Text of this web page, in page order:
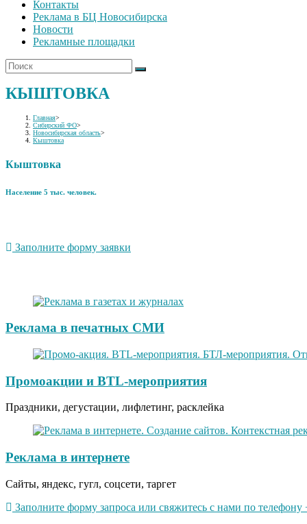
Контакты
Реклама в БЦ Новосибирска
Новости
Рекламные площадки
КЫШТОВКА
Главная>
Сибирский ФО>
Новосибирская область>
Кыштовка
Кыштовка
Население 5 тыс. человек.
Заполните форму заявки
Реклама в печатных СМИ
Промоакции и BTL-мероприятия
Праздники, дегустации, лифлетинг, расклейка
Реклама в интернете
Сайты, яндекс, гугл, соцсети, таргет
Заполните форму запроса или свяжитесь с нами по